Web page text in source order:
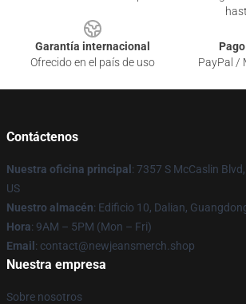
Garantía internacional
Ofrecido en el país de uso
PayPal /
Contáctenos
Nuestra oficina principal : 7357 S McCaslin
US
Nuestro almacén: Edificio 10, Dalian,
Hora: 9AM – 5PM (Mon – Fri)
Email : contact@newjeansmerch.shop
Nuestra empresa
Sobre nosotros